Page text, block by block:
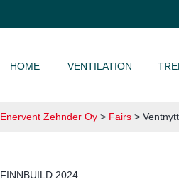
HOME VENTILATION
Enervent Zehnder Oy > Fairs >
FINNBUILD 2024